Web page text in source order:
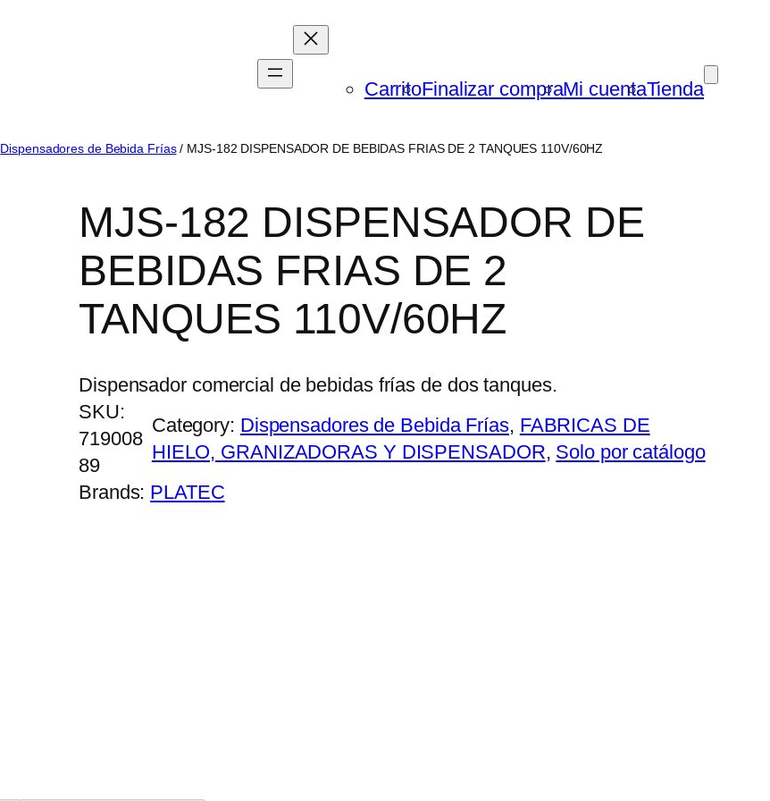
CarritoFinalizar compraMi cuentaTienda
Dispensadores de Bebida Frías/ MJS-182 DISPENSADOR DE BEBIDAS FRIAS DE 2 TANQUES 110V/60HZ
MJS-182 DISPENSADOR DE
BEBIDAS FRIAS DE 2
TANQUES 110V/60HZ
Dispensador comercial de bebidas frías de dos tanques.
SKU:
719008
89
Category: Dispensadores de Bebida Frías, FABRICAS DE
HIELO, GRANIZADORAS Y DISPENSADOR, Solo por catálogo
Brands: PLATEC